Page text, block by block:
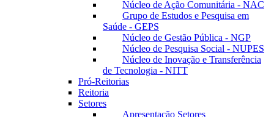
Núcleo de Ação Comunitária - NAC
Grupo de Estudos e Pesquisa em
Saúde - GEPS
Núcleo de Gestão Pública - NGP
Núcleo de Pesquisa Social - NUPES
Núcleo de Inovação e Transferência
de Tecnologia - NITT
Pró-Reitorias
Reitoria
Setores
Apresentação Setores